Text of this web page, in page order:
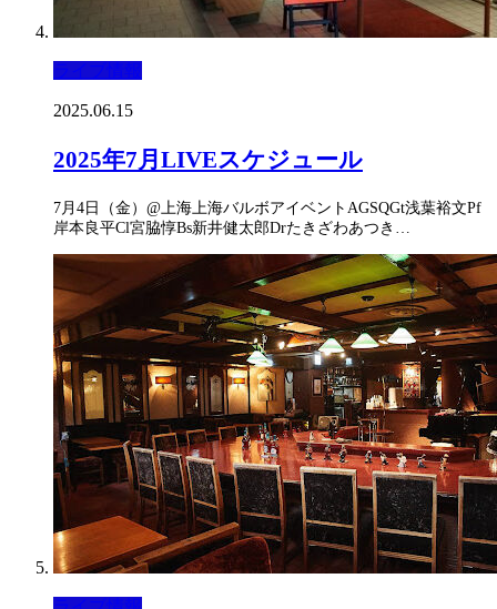
ライブ情報
2025.06.15
2025年7月LIVEスケジュール
7月4日（金）@上海上海バルボアイベントAGSQGt浅葉裕文Pf
岸本良平Cl宮脇惇Bs新井健太郎Drたきざわあつき…